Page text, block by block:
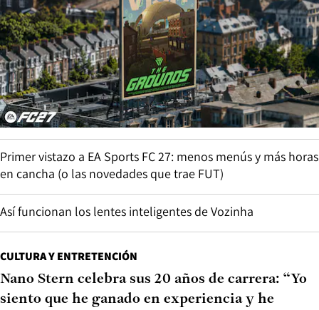
Primer vistazo a EA Sports FC 27: menos menús y más horas
en cancha (o las novedades que trae FUT)
Así funcionan los lentes inteligentes de Vozinha
CULTURA Y ENTRETENCIÓN
Nano Stern celebra sus 20 años de carrera: “Yo
siento que he ganado en experiencia y he